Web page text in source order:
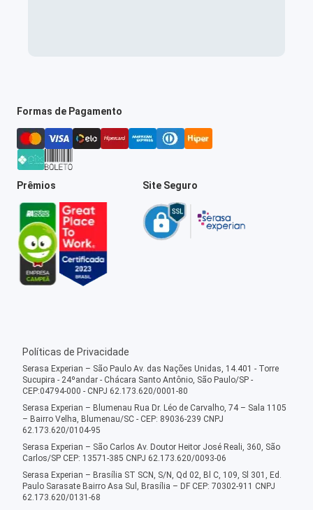
Formas de Pagamento
Prêmios Site Seguro
Políticas de Privacidade
Serasa Experian – São Paulo Av. das Nações Unidas, 14.401 - Torre
Sucupira - 24ºandar - Chácara Santo Antônio, São Paulo/SP -
CEP:04794-000 - CNPJ 62.173.620/0001-80
Serasa Experian – Blumenau Rua Dr. Léo de Carvalho, 74 – Sala 1105
– Bairro Velha, Blumenau/SC - CEP: 89036-239 CNPJ
62.173.620/0104-95
Serasa Experian – São Carlos Av. Doutor Heitor José Reali, 360, São
Carlos/SP CEP: 13571-385 CNPJ 62.173.620/0093-06
Serasa Experian – Brasília ST SCN, S/N, Qd 02, Bl C, 109, Sl 301, Ed.
Paulo Sarasate Bairro Asa Sul, Brasília – DF CEP: 70302-911 CNPJ
62.173.620/0131-68